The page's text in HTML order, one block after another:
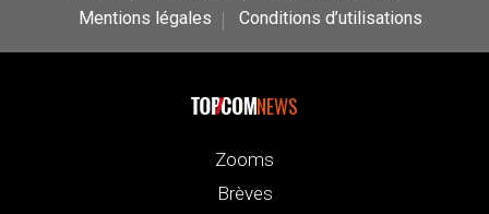
Mentions légales
Conditions d’utilisations
NEWS
Zooms
Brèves